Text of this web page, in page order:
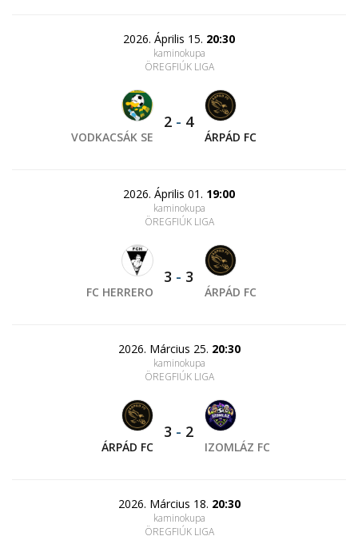
2026. Április 15. 20:30
kaminokupa
ÖREGFIÚK LIGA
VODKACSÁK SE
2 - 4
ÁRPÁD FC
2026. Április 01. 19:00
kaminokupa
ÖREGFIÚK LIGA
FC HERRERO
3 - 3
ÁRPÁD FC
2026. Március 25. 20:30
kaminokupa
ÖREGFIÚK LIGA
ÁRPÁD FC
3 - 2
IZOMLÁZ FC
2026. Március 18. 20:30
kaminokupa
ÖREGFIÚK LIGA